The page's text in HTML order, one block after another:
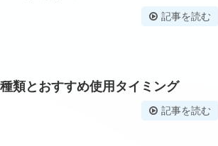
記事を読む
類とおすすめ使用タイミング
記事を読む